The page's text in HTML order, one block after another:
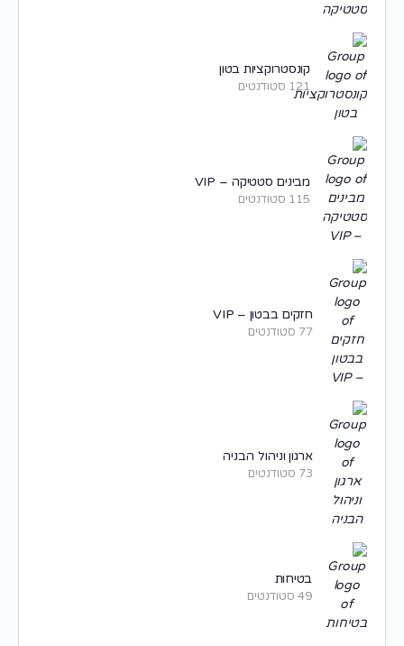
קונסטרוקציות בטון
121 סטודנטים
מבינים סטטיקה – VIP
115 סטודנטים
חזקים בבטון – VIP
77 סטודנטים
ארגון וניהול הבניה
73 סטודנטים
בטיחות
49 סטודנטים